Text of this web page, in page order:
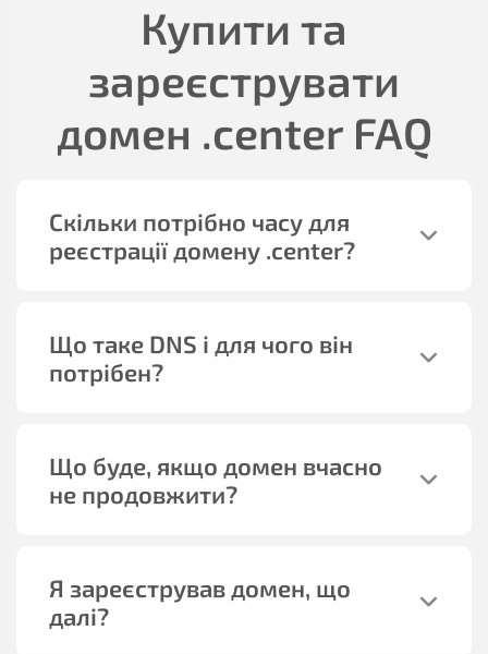
Купити та
зареєструвати
домен .centerFAQ
Скільки потрібно часу для
реєстрації домену .center?
Що таке DNS і для чого він
потрібен?
Що буде, якщо домен вчасно
не продовжити?
Я зареєстрував домен, що
далі?